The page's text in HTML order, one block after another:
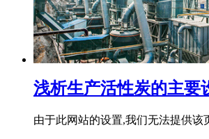
浅析生产活性炭的主要
由于此网站的设置,我们无法提供该